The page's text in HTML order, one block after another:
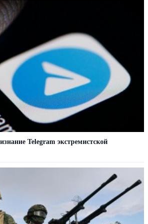
Telegram экстремистской